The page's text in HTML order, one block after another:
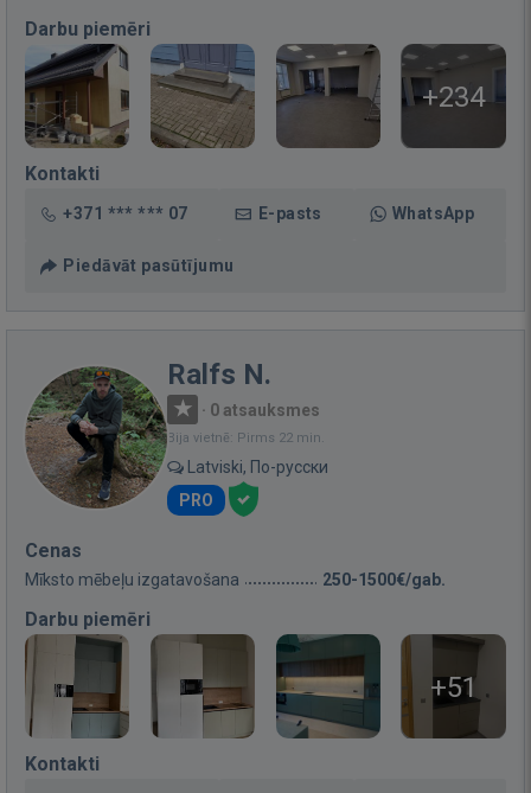
Darbu piemēri
+234
Kontakti
+371 *** *** 07 E-pasts WhatsApp
Piedāvāt pasūtījumu
Ralfs N.
· 0 atsauksmes
Bija vietnē: Pirms 22 min.
Latviski, По-русски
PRO
Cenas
Mīksto mēbeļu izgatavošana 250-1500€/gab.
Darbu piemēri
+51
Kontakti